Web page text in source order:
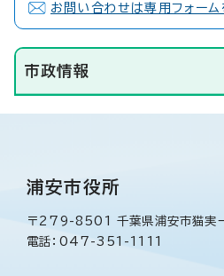
お問い合わせは専用フォーム
市政情報
浦安市役所
〒279-8501 千葉県浦安市猫実
電話：047-351-1111